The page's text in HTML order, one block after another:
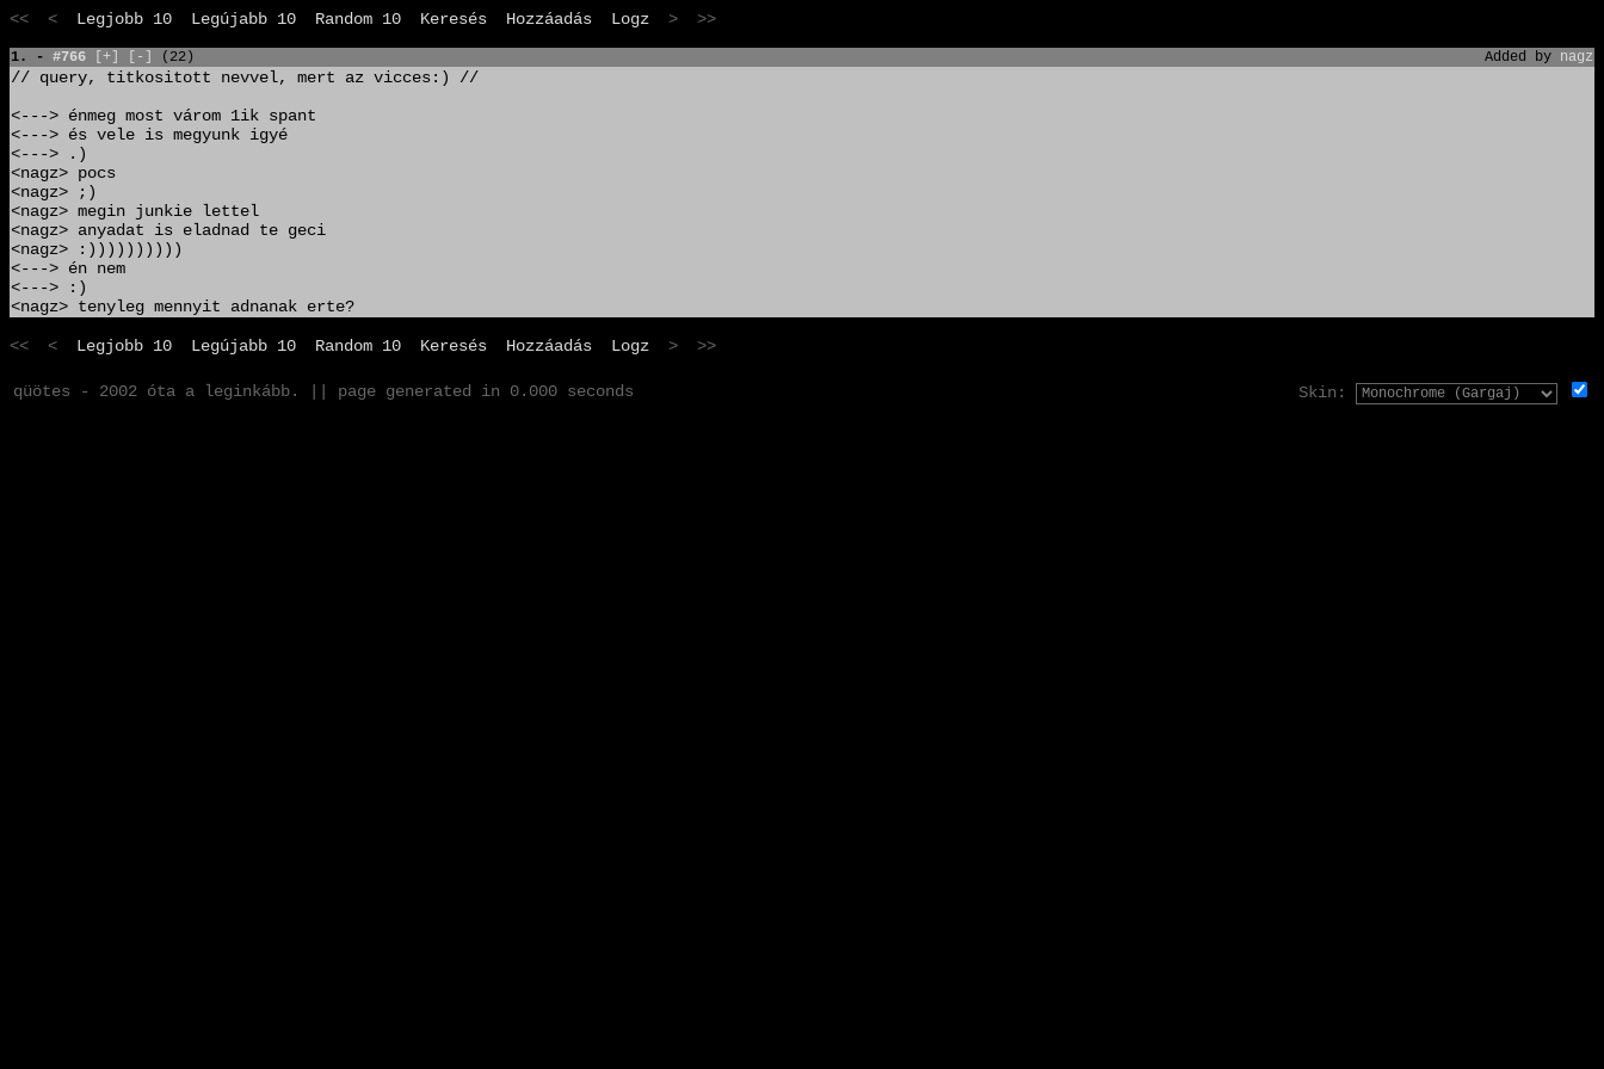
<< < Legjobb 10 Legújabb 10 Random 10 Keresés Hozzáadás Logz > >>
1. - #766 [+] [-] (22) Added by nagz
// query, titkositott nevvel, mert az vicces:) //
<---> énmeg most várom 1ik spant
<---> és vele is megyunk igyé
<---> .)
<nagz> pocs
<nagz> ;)
<nagz> megin junkie lettel
<nagz> anyadat is eladnad te geci
<nagz> :))))))))))
<---> én nem
<---> :)
<nagz> tenyleg mennyit adnanak erte?
<< < Legjobb 10 Legújabb 10 Random 10 Keresés Hozzáadás Logz > >>
qüötes - 2002 óta a leginkább. || page generated in 0.000 seconds Skin: